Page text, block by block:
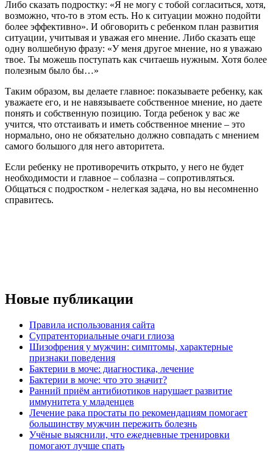
Либо сказать подростку: «Я не могу с тобой согласиться, хотя,
возможно, что-то в этом есть. Но к ситуации можно подойти
более эффективно». И обговорить с ребенком план развития
ситуации, учитывая и уважая его мнение. Либо сказать еще
одну волшебную фразу: «У меня другое мнение, но я уважаю
твое. Ты можешь поступать как считаешь нужным. Хотя более
полезным было бы…»
Таким образом, вы делаете главное: показываете ребенку, как
уважаете его, и не навязываете собственное мнение, но даете
понять и собственную позицию. Тогда ребенок у вас же
учится, что отстаивать и иметь собственное мнение – это
нормально, оно не обязательно должно совпадать с мнением
самого большого для него авторитета.
Если ребенку не противоречить открыто, у него не будет
необходимости и главное – соблазна – сопротивляться.
Общаться с подростком - нелегкая задача, но вы несомненно
справитесь.
Новые публикации
Правила использования сайта
Супратенториальные очаги глиоза
Шизофрения у мужчин: симптомы, характерные
признаки поведения
Бактерии в моче: диагностика, лечение
Бактерии в моче: что это значит?
Ранний приём антибиотиков нарушает развитие
иммунитета у младенцев
Лечение рака простаты по рекомендациям помогает
большинству мужчин пережить болезнь
Учёные выяснили, что ежедневные тренировки
помогают лучше спать